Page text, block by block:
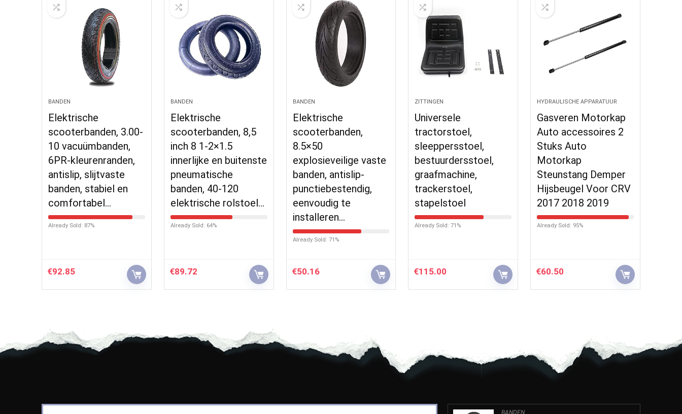
BANDEN
Elektrische
scooterbanden, 3.00-
10 vacuümbanden,
6PR-kleurenranden,
antislip, slijtvaste
banden, stabiel en
comfortabel…
Already Sold: 87%
€92.85
BANDEN
Elektrische
scooterbanden, 8,5
inch 8 1-2×1.5
innerlijke en buitenste
pneumatische
banden, 40-120
elektrische rolstoel…
Already Sold: 64%
€89.72
BANDEN
Elektrische
scooterbanden,
8.5×50
explosieveilige vaste
banden, antislip-
punctiebestendig,
eenvoudig te
installeren…
Already Sold: 71%
€50.16
ZITTINGEN
Universele
tractorstoel,
sleeppersstoel,
bestuurdersstoel,
graafmachine,
trackerstoel,
stapelstoel
Already Sold: 71%
€115.00
HYDRAULISCHE APPARATUUR
Gasveren Motorkap
Auto accessoires 2
Stuks Auto
Motorkap
Steunstang Demper
Hijsbeugel Voor CRV
2017 2018 2019
Already Sold: 95%
€60.50
BANDEN